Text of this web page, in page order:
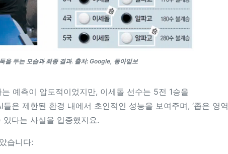
을 두는 모습과 최종 결과. 출처: Google, 동아일보
예측이 압도적이었지만, 이세돌 선수는 5전 1승을
은 제한된 환경 내에서 초인적인 성능을 보여주며, ‘좁은 영역
다는 사실을 입증했지요.
습니다: